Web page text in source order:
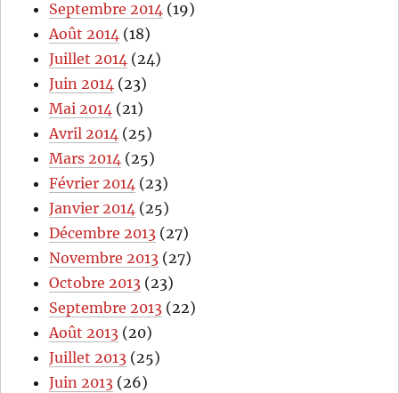
Septembre 2014 (19)
Août 2014 (18)
Juillet 2014 (24)
Juin 2014 (23)
Mai 2014 (21)
Avril 2014 (25)
Mars 2014 (25)
Février 2014 (23)
Janvier 2014 (25)
Décembre 2013 (27)
Novembre 2013 (27)
Octobre 2013 (23)
Septembre 2013 (22)
Août 2013 (20)
Juillet 2013 (25)
Juin 2013 (26)